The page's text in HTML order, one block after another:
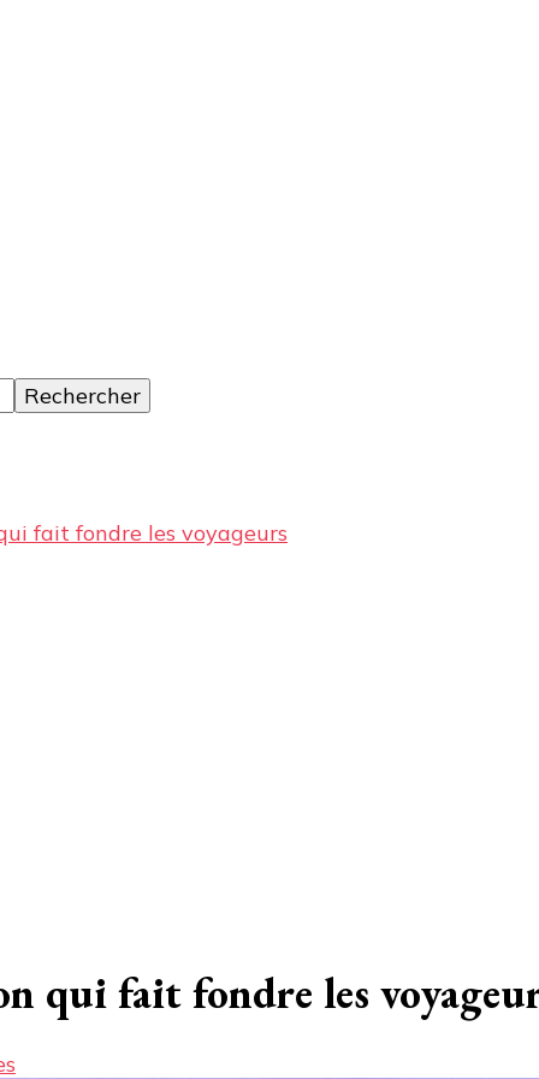
des conseils et avis sur les hôtelss
fait fondre les voyageurs
qui fait fondre les